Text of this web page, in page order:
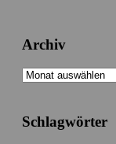
Archiv
Archiv
Schlagwörter